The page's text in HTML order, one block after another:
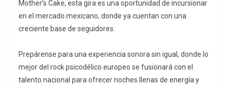
Mother’s Cake, esta gira es una oportunidad de incursionar
en el mercado mexicano, donde ya cuentan con una
creciente base de seguidores.
Prepárense para una experiencia sonora sin igual, donde lo
mejor del rock psicodélico europeo se fusionará con el
talento nacional para ofrecer noches llenas de energía y